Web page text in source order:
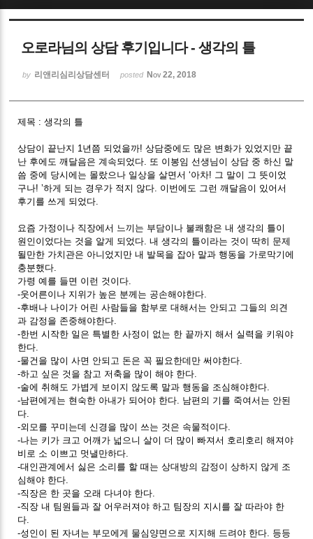
오로라님의 상담 후기입니다 - 생각의 틀
by 리앤리심리상담센터 posted Nov 22, 2018
제목 : 생각의 틀
상담이 끝난지 1년쯤 되었을까! 상담중에도 많은 변화가 있었지만 끝
난 후에도 깨달음은 계속되었다. 또 이봉임 선생님이 상담 중 하신 말
씀 중에 당시에는 몰랐으나 일상을 살면서 ‘아차! 그 말이 그 뜻이었
구나! ’하게 되는 경우가 적지 않다. 이번에도 그런 깨달음이 있어서
후기를 쓰게 되었다.
요즘 가정이나 직장에서 느끼는 부담이나 불쾌함은 내 생각의 틀이
원인이었다는 것을 알게 되었다. 내 생각의 틀이라는 것이 딱히 문제
될만한 가치관은 아니었지만 내 발목을 잡아 말과 행동을 가로막기에
충분했다.
가령 예를 들면 이런 것이다.
-웃어른이나 지위가 높은 분께는 공손해야한다.
-후배나 나이가 어린 사람들을 함부로 대해서는 안되고 그들의 의견
과 감정을 존중해야한다.
-한번 시작한 일은 특별한 사정이 없는 한 끝까지 해서 실력을 키워야
한다.
-물건을 많이 사면 안되고 돈은 꼭 필요한데만 써야한다.
-하고 싶은 것을 참고 저축을 많이 해야 한다.
-술에 취해도 가볍게 보이지 않도록 말과 행동을 조심해야한다.
-남편에게는 현숙한 아내가 되어야 한다. 남편의 기를 죽여서는 안된
다.
-외모를 꾸미는데 신경을 많이 쓰는 것은 속물적이다.
-나는 키가 크고 어깨가 넓으니 살이 더 많이 빠져서 호리호리 해져야
비로 소 이쁘고 멋낼만하다.
-대인관계에서 싫은 소리를 할 때는 상대방의 감정이 상하지 않게 조
심해야 한다.
-직장은 한 곳을 오래 다녀야 한다.
-직장 내 팀원들과 잘 어우러져야 하고 팀장의 지시를 잘 따라야 한
다.
-성인이 된 자녀는 부모에게 물심양면으로 지지해 드려야 한다. 등등
Sketchbook5, 스케치북5
Sketchbook5, 스케치북5